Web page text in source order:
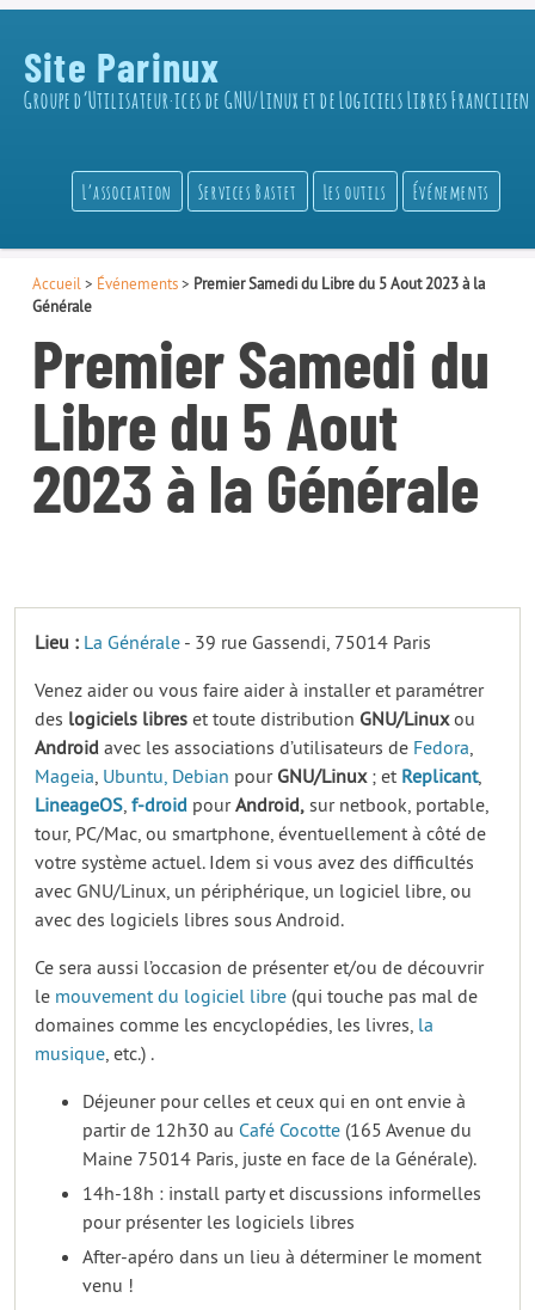
Site Parinux
Groupe d’Utilisateur·ices de GNU/Linux et de Logiciels Libres Francilien
L’association Services Bastet Les outils Événements
Accueil > Événements> Premier Samedi du Libre du 5 Aout 2023 à la
Générale
Premier Samedi du
Libre du 5 Aout
2023 à la Générale
Lieu : La Générale - 39 rue Gassendi, 75014 Paris
Venez aider ou vous faire aider à installer et paramétrer
des logiciels libres et toute distribution GNU/Linuxou
Android avec les associations d’utilisateurs de Fedora,
Mageia, Ubuntu, Debian pour GNU/Linux; et Replicant,
LineageOS, f-droid pourAndroid, sur netbook, portable,
tour, PC/Mac, ou smartphone, éventuellement à côté de
votre système actuel. Idem si vous avez des difficultés
avec GNU/Linux, un périphérique, un logiciel libre, ou
avec des logiciels libres sous Android.
Ce sera aussi l’occasion de présenter et/ou de découvrir
le mouvement du logiciel libre (qui touche pas mal de
domaines comme les encyclopédies, les livres, la
musique, etc.) .
Déjeuner pour celles et ceux qui en ont envie à
partir de 12h30 au Café Cocotte (165 Avenue du
Maine 75014 Paris, juste en face de la Générale).
14h-18h : install party et discussions informelles
pour présenter les logiciels libres
After-apéro dans un lieu à déterminer le moment
venu !